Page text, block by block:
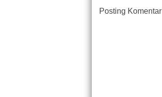
Posting Komentar